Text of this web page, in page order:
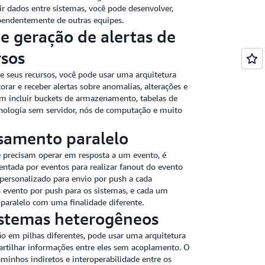
dados entre sistemas, você pode desenvolver,
de outras equipes.
geração de alertas de
recursos, você pode usar uma arquitetura
e receber alertas sobre anomalias, alterações e
incluir buckets de armazenamento, tabelas de
sem servidor, nós de computação e muito
paralelo
operar em resposta a um evento, é
por eventos para realizar fanout do evento
para envio por push a cada
por push para os sistemas, e cada um
com uma finalidade diferente.
heterogêneos
em pilhas diferentes, pode usar uma arquitetura
informações entre eles sem acoplamento. O
indiretos e interoperabilidade entre os